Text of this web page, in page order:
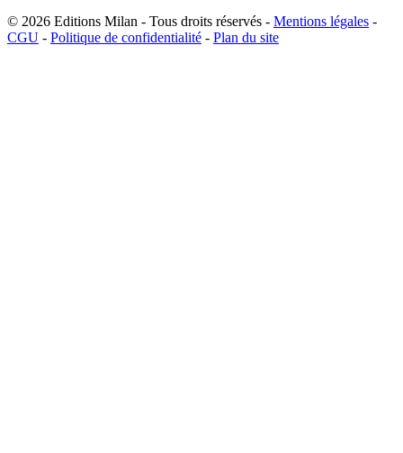
© 2026 Editions Milan - Tous droits réservés - Mentions légales -
CGU - Politique de confidentialité - Plan du site